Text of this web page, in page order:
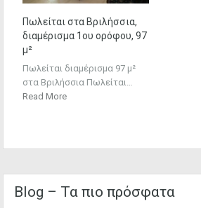
Πωλείται στα Βριλήσσια,
διαμέρισμα 1ου ορόφου, 97
μ²
Πωλείται διαμέρισμα 97 μ²
στα Βριλήσσια Πωλείται…
Read More
Blog – Τα πιο πρόσφατα